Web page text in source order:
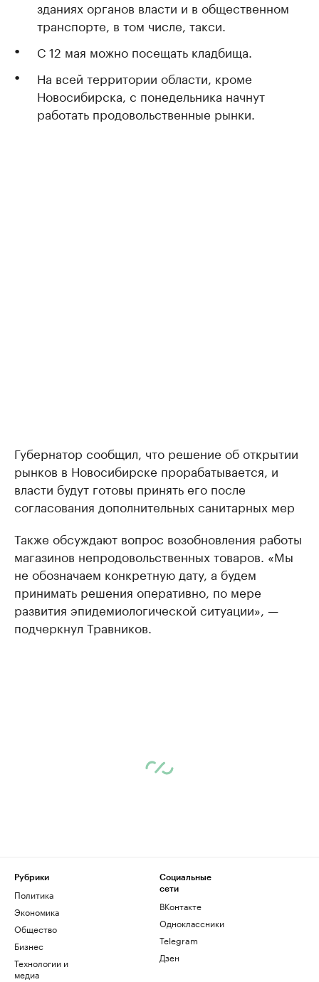
зданиях органов власти и в общественном
транспорте, в том числе, такси.
С 12 мая можно посещать кладбища.
На всей территории области, кроме
Новосибирска, с понедельника начнут
работать продовольственные рынки.
Губернатор сообщил, что решение об открытии
рынков в Новосибирске прорабатывается, и
власти будут готовы принять его после
согласования дополнительных санитарных мер
Также обсуждают вопрос возобновления работы
магазинов непродовольственных товаров. «Мы
не обозначаем конкретную дату, а будем
принимать решения оперативно, по мере
развития эпидемиологической ситуации», —
подчеркнул Травников.
Рубрики
Политика
Экономика
Общество
Бизнес
Технологии и
медиа
Социальные
сети
ВКонтакте
Одноклассники
Telegram
Дзен